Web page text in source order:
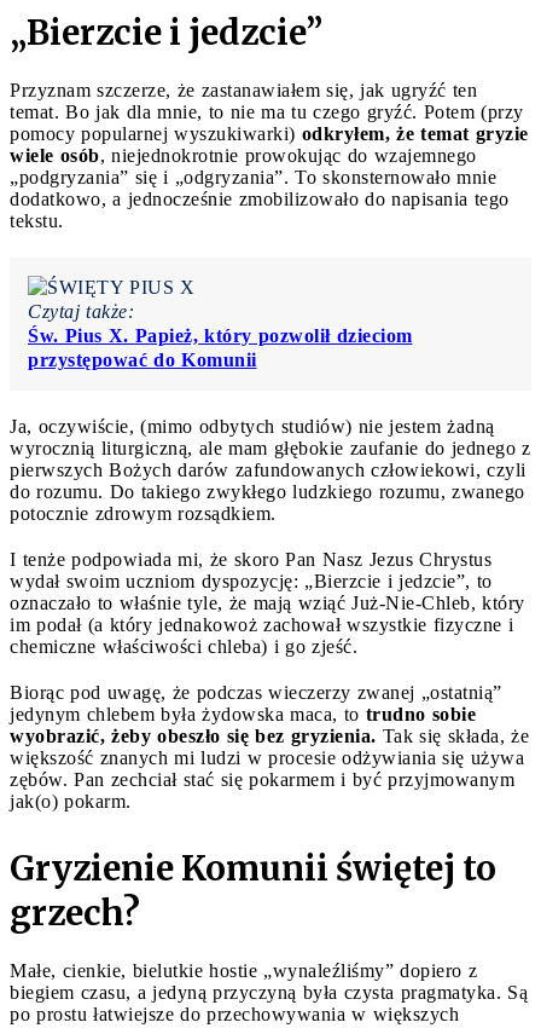
„Bierzcie i jedzcie”
Przyznam szczerze, że zastanawiałem się, jak ugryźć ten
temat. Bo jak dla mnie, to nie ma tu czego gryźć. Potem (przy
pomocy popularnej wyszukiwarki) odkryłem, że temat gryzie
wiele osób, niejednokrotnie prowokując do wzajemnego
„podgryzania” się i „odgryzania”. To skonsternowało mnie
dodatkowo, a jednocześnie zmobilizowało do napisania tego
tekstu.
Czytaj także:
Św. Pius X. Papież, który pozwolił dzieciom
przystępować do Komunii
Ja, oczywiście, (mimo odbytych studiów) nie jestem żadną
wyrocznią liturgiczną, ale mam głębokie zaufanie do jednego z
pierwszych Bożych darów zafundowanych człowiekowi, czyli
do rozumu. Do takiego zwykłego ludzkiego rozumu, zwanego
potocznie zdrowym rozsądkiem.
I tenże podpowiada mi, że skoro Pan Nasz Jezus Chrystus
wydał swoim uczniom dyspozycję: „Bierzcie i jedzcie”, to
oznaczało to właśnie tyle, że mają wziąć Już-Nie-Chleb, który
im podał (a który jednakowoż zachował wszystkie fizyczne i
chemiczne właściwości chleba) i go zjeść.
Biorąc pod uwagę, że podczas wieczerzy zwanej „ostatnią”
jedynym chlebem była żydowska maca, to trudno sobie
wyobrazić, żeby obeszło się bez gryzienia. Tak się składa, że
większość znanych mi ludzi w procesie odżywiania się używa
zębów. Pan zechciał stać się pokarmem i być przyjmowanym
jak(o) pokarm.
Gryzienie Komunii świętej to
grzech?
Małe, cienkie, bielutkie hostie „wynaleźliśmy” dopiero z
biegiem czasu, a jedyną przyczyną była czysta pragmatyka. Są
po prostu łatwiejsze do przechowywania w większych